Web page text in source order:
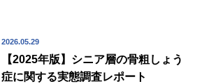
2026.05.29
【2025年版】シニア層の骨粗しょう
症に関する実態調査レポート